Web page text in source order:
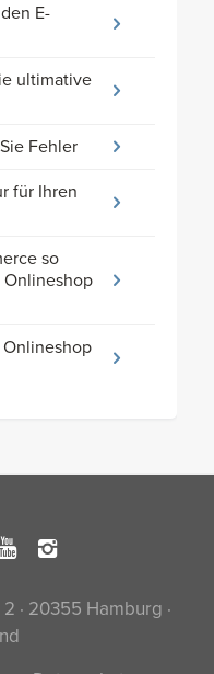
E-
ultimative
Fehler
für Ihren
so
Onlineshop
Onlineshop
· 20355 Hamburg ·